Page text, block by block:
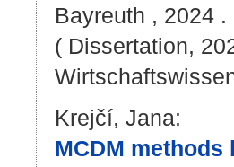
Bayreuth , 2024
( Dissertation,
Krejčí, Jana:
MCDM